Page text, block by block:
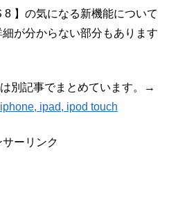
8 】の気になる新機能について
が分からない部分もあります
別記事でまとめています。→
ipad, ipod touch
サーリンク